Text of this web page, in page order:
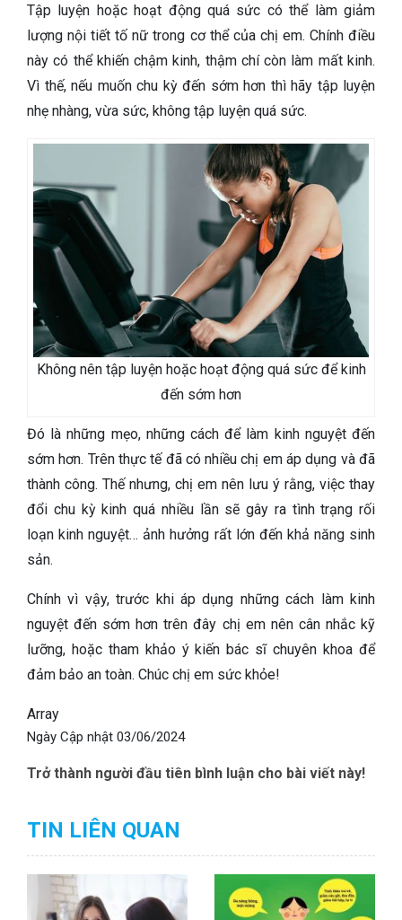
Tập luyện hoặc hoạt động quá sức có thể làm giảm
lượng nội tiết tố nữ trong cơ thể của chị em. Chính điều
này có thể khiến chậm kinh, thậm chí còn làm mất kinh.
Vì thế, nếu muốn chu kỳ đến sớm hơn thì hãy tập luyện
nhẹ nhàng, vừa sức, không tập luyện quá sức.
Không nên tập luyện hoặc hoạt động quá sức để kinh
đến sớm hơn
Đó là những mẹo, những cách để làm kinh nguyệt đến
sớm hơn. Trên thực tế đã có nhiều chị em áp dụng và đã
thành công. Thế nhưng, chị em nên lưu ý rằng, việc thay
đổi chu kỳ kinh quá nhiều lần sẽ gây ra tình trạng rối
loạn kinh nguyệt… ảnh hưởng rất lớn đến khả năng sinh
sản.
Chính vì vậy, trước khi áp dụng những cách làm kinh
nguyệt đến sớm hơn trên đây chị em nên cân nhắc kỹ
lưỡng, hoặc tham khảo ý kiến bác sĩ chuyên khoa để
đảm bảo an toàn. Chúc chị em sức khỏe!
Array
Ngày Cập nhật 03/06/2024
Trở thành người đầu tiên bình luận cho bài viết này!
TIN LIÊN QUAN